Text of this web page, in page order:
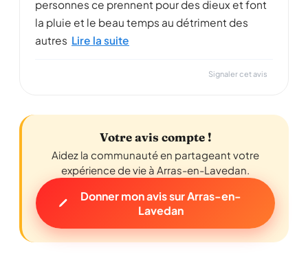
personnes ce prennent pour des dieux et font
la pluie et le beau temps au détriment des
autres Lire la suite
Signaler cet avis
Votre avis compte !
Aidez la communauté en partageant votre
expérience de vie à Arras-en-Lavedan.
Donner mon avis sur Arras-en-
Lavedan